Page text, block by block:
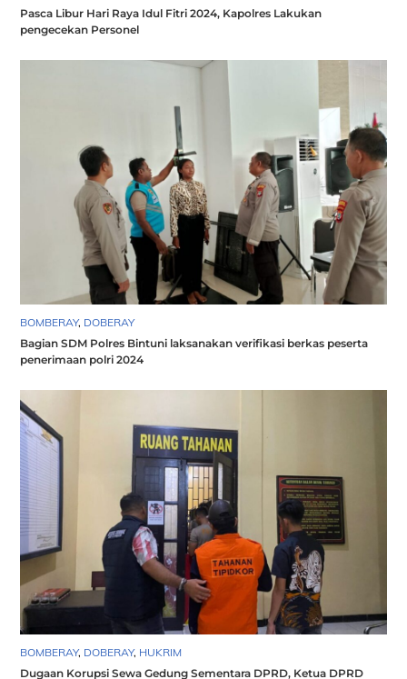
Pasca Libur Hari Raya Idul Fitri 2024, Kapolres Lakukan
pengecekan Personel
BOMBERAY, DOBERAY
Bagian SDM Polres Bintuni laksanakan verifikasi berkas peserta
penerimaan polri 2024
BOMBERAY, DOBERAY, HUKRIM
Dugaan Korupsi Sewa Gedung Sementara DPRD, Ketua DPRD